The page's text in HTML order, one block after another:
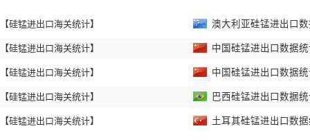
【硅锰进出口海关统计】
【硅锰进出口海关统计】
【硅锰进出口海关统计】
【硅锰进出口海关统计】
【硅锰进出口海关统计】
澳大利亚硅锰进出口
中国硅锰进出口数据
中国硅锰进出口数据
巴西硅锰进出口数据
土耳其硅锰进出口数